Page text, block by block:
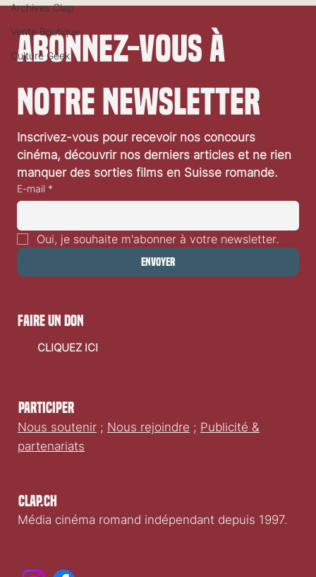
Archives Clap
Vente Boutique
Culture Geek
Festival de Locarno 2026: Jaws
Abonnez-vous à
notre newsletter
Inscrivez-vous pour recevoir nos concours
cinéma, découvrir nos derniers articles et ne rien
manquer des sorties films en Suisse romande.
E-mail *
Oui, je souhaite m'abonner à votre newsletter.
Envoyer
Clap.ch
Média cinéma romand indépendant depuis 1997.
Participer
Nous soutenir ; Nous rejoindre ; Publicité &
partenariats
faire un don
CLIQUEZ ICI